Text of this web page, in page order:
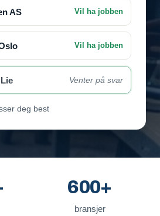
AS Vil ha jobben
Vil ha jobben
Venter på svar
deg best
600+
bransjer